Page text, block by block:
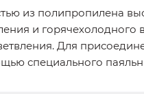
из полипропилена
и
Для
специального